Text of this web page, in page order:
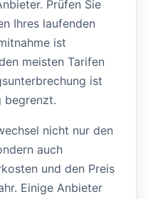
Prüfen Sie
Ihres laufenden
ist
meisten Tarifen
ist
begrenzt.
nicht nur den
auch
und den Preis
Einige Anbieter